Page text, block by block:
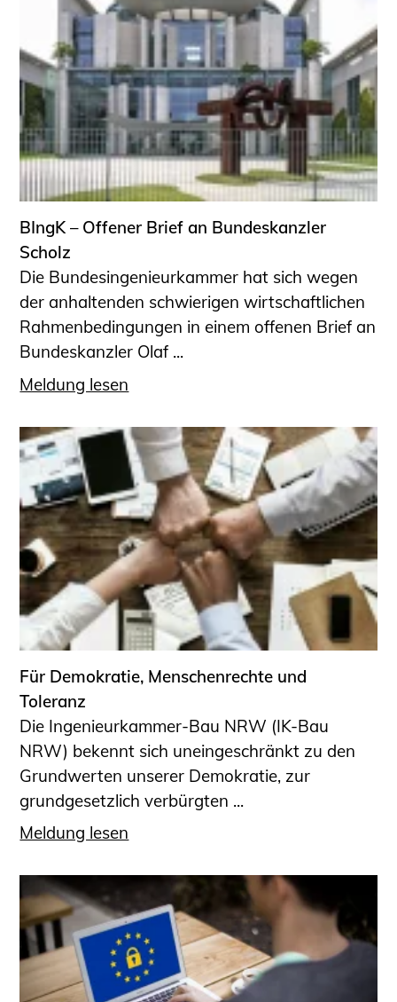
BIngK – Offener Brief an Bundeskanzler
Scholz
Die Bundesingenieurkammer hat sich wegen
der anhaltenden schwierigen wirtschaftlichen
Rahmenbedingungen in einem offenen Brief an
Bundeskanzler Olaf ...
Meldung lesen
Für Demokratie, Menschenrechte und
Toleranz
Die Ingenieurkammer-Bau NRW (IK-Bau
NRW) bekennt sich uneingeschränkt zu den
Grundwerten unserer Demokratie, zur
grundgesetzlich verbürgten ...
Meldung lesen